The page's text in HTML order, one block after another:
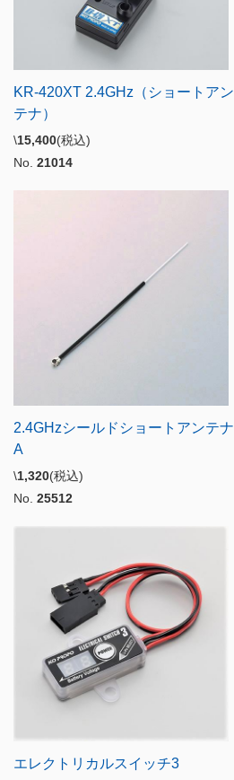
KR-420XT 2.4GHz（ショートアン
テナ）
\15,400(税込)
No. 21014
2.4GHzシールドショートアンテナ
A
\1,320(税込)
No. 25512
エレクトリカルスイッチ3